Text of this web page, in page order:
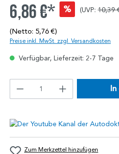
6,86 €* % (UVP: 10,39
(Netto: 5,76 €)
Preise inkl. MwSt. zzgl. Versandkosten
Verfügbar, Lieferzeit: 2-7 Tage
In
Zum Merkzettel hinzufügen